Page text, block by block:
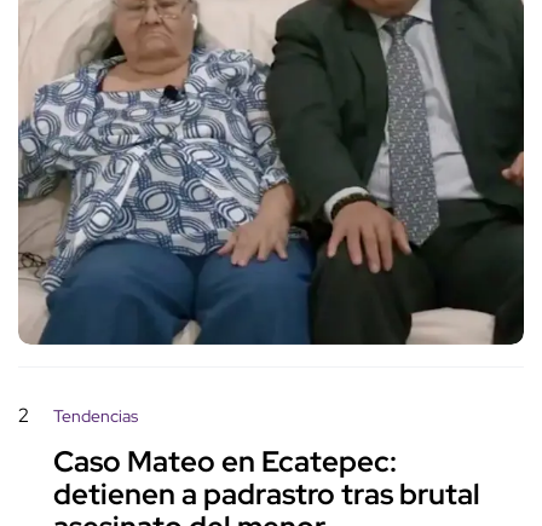
2 Tendencias
Caso Mateo en Ecatepec:
detienen a padrastro tras brutal